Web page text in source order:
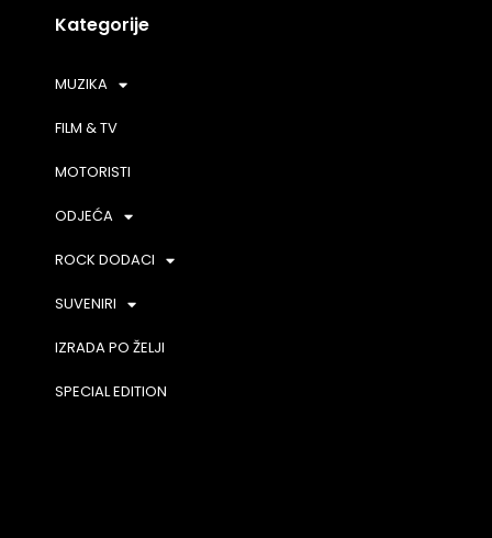
Kategorije
MUZIKA
FILM & TV
MOTORISTI
ODJEĆA
ROCK DODACI
SUVENIRI
IZRADA PO ŽELJI
SPECIAL EDITION